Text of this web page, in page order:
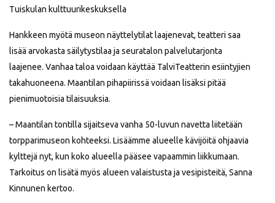
Hankkeen myötä museon näyttelytilat laajenevat, teatteri saa
lisää arvokasta säilytystilaa ja seuratalon palvelutarjonta
laajenee. Vanhaa taloa voidaan käyttää TalviTeatterin esiintyjien
takahuoneena. Maantilan pihapiirissä voidaan lisäksi pitää
pienimuotoisia tilaisuuksia.
– Maantilan tontilla sijaitseva vanha 50-luvun navetta liitetään
torpparimuseon kohteeksi. Lisäämme alueelle kävijöitä ohjaavia
kylttejä nyt, kun koko alueella pääsee vapaammin liikkumaan.
Tarkoitus on lisätä myös alueen valaistusta ja vesipisteitä, Sanna
Kinnunen kertoo.